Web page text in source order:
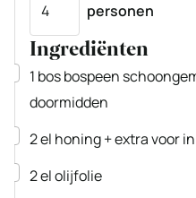
personen
Ingrediënten
▢
1 bosbospeen
doormidden
▢
2el honing+ extra voor
▢
2elolijfolie